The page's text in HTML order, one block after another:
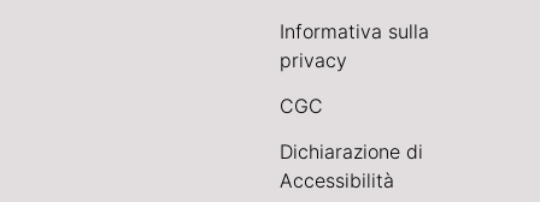
Informativa sulla
privacy
CGC
Dichiarazione di
Accessibilità